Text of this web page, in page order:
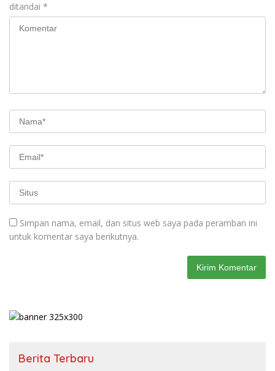
ditandai *
Simpan nama, email, dan situs web saya pada peramban ini
untuk komentar saya berikutnya.
Berita Terbaru